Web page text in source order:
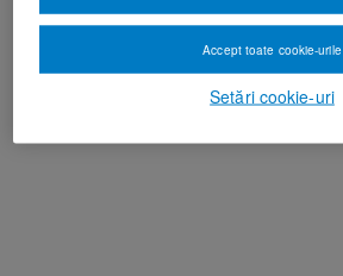
Setări cookie-uri
Accept toate cookie-urile